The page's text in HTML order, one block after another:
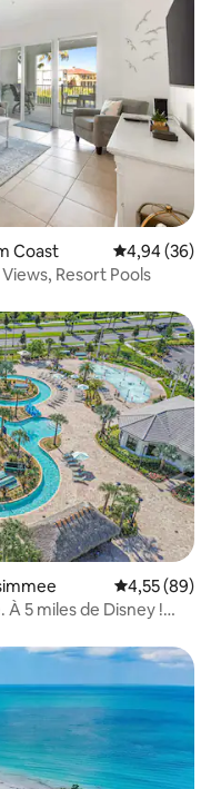
Coast Évaluation
4,94 (36)
Resort Pools
Évaluation
4,55 (89)
5 miles de Disney !
appréciés